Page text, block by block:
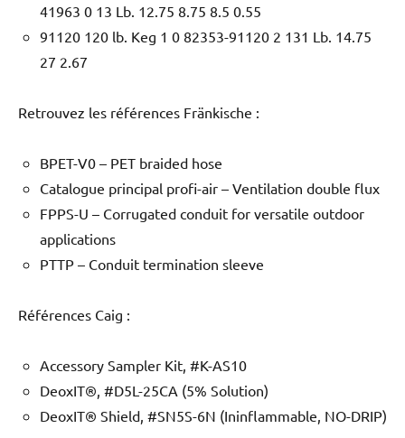
41963 0 13 Lb. 12.75 8.75 8.5 0.55
91120 120 lb. Keg 1 0 82353-91120 2 131 Lb. 14.75
27 2.67
Retrouvez les références Fränkische :
BPET-V0 – PET braided hose
Catalogue principal profi-air – Ventilation double flux
FPPS-U – Corrugated conduit for versatile outdoor
applications
PTTP – Conduit termination sleeve
Références Caig :
Accessory Sampler Kit, #K-AS10
DeoxIT®, #D5L-25CA (5% Solution)
DeoxIT® Shield, #SN5S-6N (Ininflammable, NO-DRIP)